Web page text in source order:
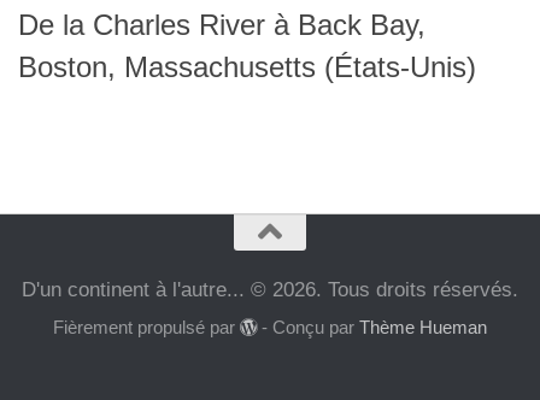
De la Charles River à Back Bay,
Boston, Massachusetts (États-Unis)
D'un continent à l'autre... © 2026. Tous droits réservés.
Fièrement propulsé par - Conçu parThème Hueman